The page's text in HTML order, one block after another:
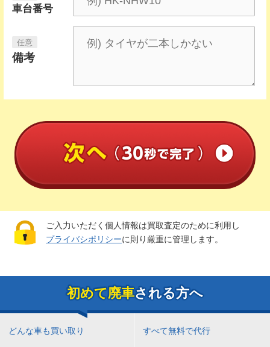
車台番号
備考
ご入力いただく個人情報は買取査定のために利用し
プライバシポリシーに則り厳重に管理します。
初めて廃車される方へ
どんな車も買い取り すべて無料で代行